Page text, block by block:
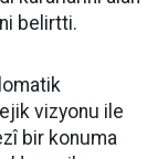
belirtti.
vizyonu ile
bir konuma